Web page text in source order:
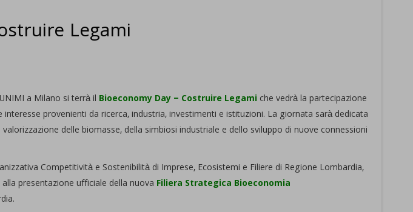
Legami
a Milano si terrà il Bioeconomy Day – Costruire Legami che vedrà la partecipazione
provenienti da ricerca, industria, investimenti e istituzioni. La giornata sarà dedicata
valorizzazione delle biomasse, della simbiosi industriale e dello sviluppo di nuove connessioni
Competitività e Sostenibilità di Imprese, Ecosistemi e Filiere di Regione Lombardia,
presentazione ufficiale della nuova Filiera Strategica Bioeconomia